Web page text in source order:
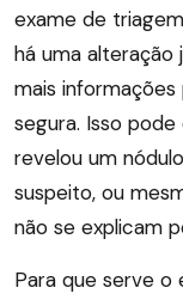
exame de
há uma
mais
segura. Isso
revelou um
suspeito, ou
não se explicam
Para que serve o